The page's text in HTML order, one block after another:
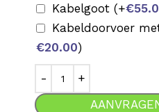
Kabelgoot (+€
Kabeldoorvoer
€20.00)